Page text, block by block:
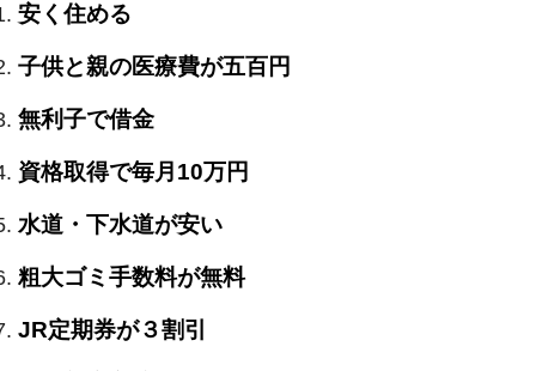
安く住める
子供と親の医療費が五百円
無利子で借金
資格取得で毎月10万円
水道・下水道が安い
粗大ゴミ手数料が無料
JR定期券が３割引